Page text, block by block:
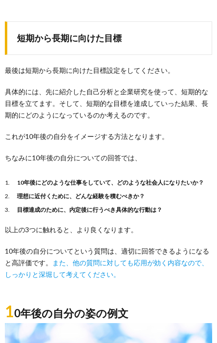
短期から長期に向けた目標
最後は短期から長期に向けた目標設定をしてください。
具体的には、先に紹介した自己分析と企業研究を使って、短期的な
目標を立てます。そして、短期的な目標を達成していった結果、長
期的にどのようになっているのか考えるのです。
これが10年後の自分をイメージする方法となります。
ちなみに10年後の自分についての回答では、
10年後にどのような仕事をしていて、どのような社会人になりたいか？
理想に近付くために、どんな経験を積むべきか？
目標達成のために、内定後に行うべき具体的な行動は？
以上の3つに触れると、より良くなります。
10年後の自分についてという質問は、適切に回答できるようになる
と高評価です。
また、他の質問に対しても応用が効く内容なので、
しっかりと深堀して考えてください。
10年後の自分の姿の例文